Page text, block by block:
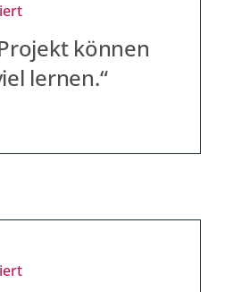
können
lernen.“